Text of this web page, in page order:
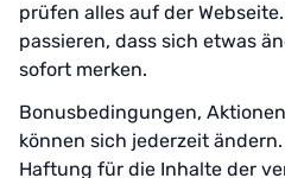
prüfen alles auf der
passieren, dass sich etwas
sofort merken.
Bonusbedingungen,
können sich jederzeit
Haftung für die Inhalte der